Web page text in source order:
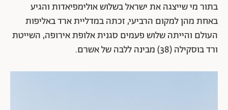
בתור מי שייצגה את ישראל בשלוש אולימפיאדות והגיע
באחת מהן למקום הרביעי, זכתה במדליית ארד באליפות
העולם והייתה שלוש פעמים סגנית אלופת אירופה, השייטת
ורד בוסקילה (38) מבינה ללבה של אשרם.